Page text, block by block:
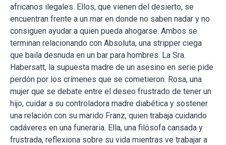
africanos ilegales. Ellos, que vienen del desierto, se
encuentran frente a un mar en donde no saben nadar y no
consiguen ayudar a quien pueda ahogarse. Ambos se
terminan relacionando con Absoluta, una stripper ciega
que baila desnuda en un bar para hombres. La Sra.
Habersatt, la supuesta madre de un asesino en serie pide
perdón por los crímenes que se cometieron. Rosa, una
mujer que se debate entre el deseo frustrado de tener un
hijo, cuidar a su controladora madre diabética y sostener
una relación con su marido Franz, quien trabaja cuidando
cadáveres en una funeraria. Ella, una filósofa cansada y
frustrada, reflexiona sobre su vida mientras ve trabajar a